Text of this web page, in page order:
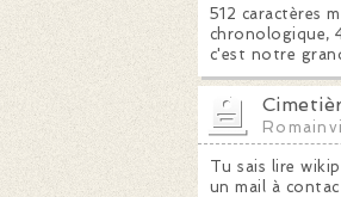
512 caractères
chronologique,
c'est notre
Tu sais lire
un mail à